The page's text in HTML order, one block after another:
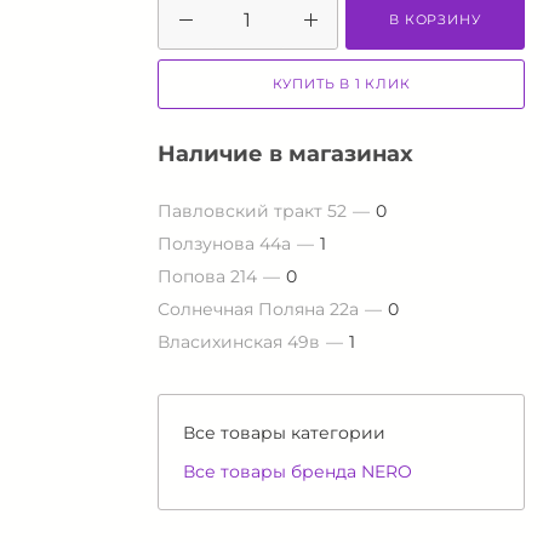
В КОРЗИНУ
КУПИТЬ В 1 КЛИК
Наличие в магазинах
Павловский тракт 52
0
Ползунова 44а
1
Попова 214
0
Солнечная Поляна 22а
0
Власихинская 49в
1
Все товары категории
Все товары бренда NERO